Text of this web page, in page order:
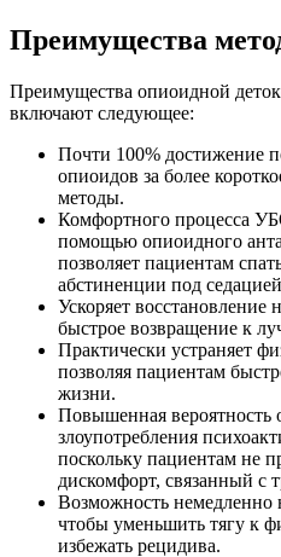
Преимущества
Преимущества опиоидной
включают следующее:
Почти 100% достижение
опиоидов за более
методы.
Комфортного процесса
помощью опиоидного
позволяет пациентам
абстиненции под
Ускоряет восстановление
быстрое возвращение к
Практически устраняет
позволяя пациентам
жизни.
Повышенная вероятность
злоупотребления
поскольку пациентам не
дискомфорт, связанный с
Возможность немедленно
чтобы уменьшить тягу к
избежать рецидива.